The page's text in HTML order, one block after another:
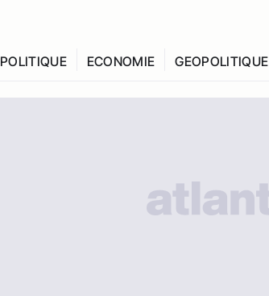
POLITIQUE ECONOMIE GEOPOLITIQUE